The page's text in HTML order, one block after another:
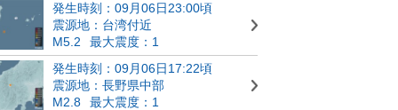
発生時刻：09月06日23:00頃
震源地：台湾付近
M5.2
最大震度：1
発生時刻：09月06日17:22頃
震源地：長野県中部
M2.8
最大震度：1